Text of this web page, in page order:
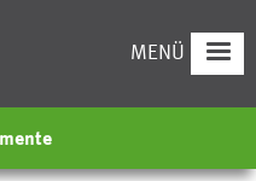
MENÜ